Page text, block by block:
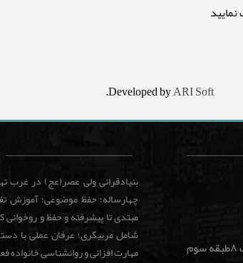
Developed byARI Soft
.
شهرزیبا. بلوار جوانمردان نبش فرساد غربی ساختمان کورش پلاک ۸طبقه سوم
بنیادقرانی ولی عصر(عج) در غرب
چهارساله؛ حفظ موضوعی؛ آموزش
مبتدی تا پیشرفته و حفظ و
شامل مربیگری؛ عرفان عملی با
مهارت افزائی و روانشناسی خانواده